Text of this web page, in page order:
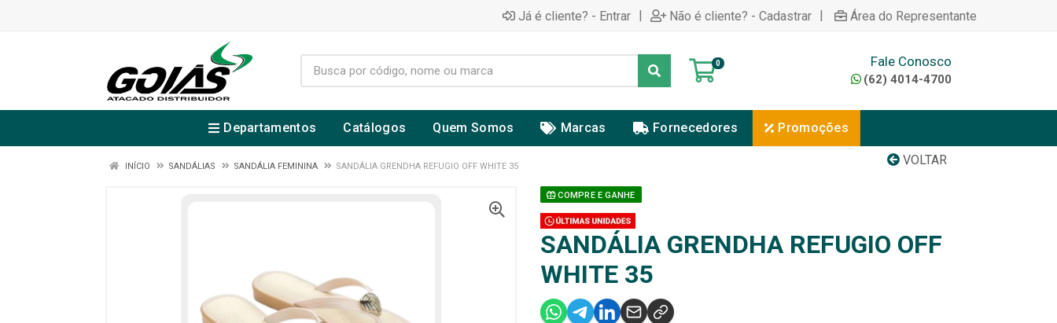
Já é cliente? - Entrar | Não é cliente? - Cadastrar | Área do Representante
0 Fale Conosco
(62) 4014-4700
Departamentos Catálogos Quem Somos Marcas Fornecedores Promoções
VOLTAR
INÍCIO SANDÁLIAS SANDÁLIA FEMININA SANDÁLIA GRENDHA REFUGIO OFF WHITE 35
COMPRE E GANHE
SANDÁLIA GRENDHA REFUGIO OFF
WHITE 35